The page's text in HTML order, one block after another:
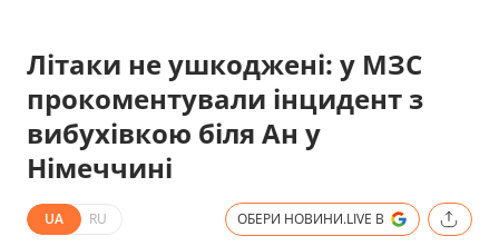
Літаки не ушкоджені: у МЗС
прокоментували інцидент з
вибухівкою біля Ан у
Німеччині
UA RU ОБЕРИ НОВИНИ.LIVE В